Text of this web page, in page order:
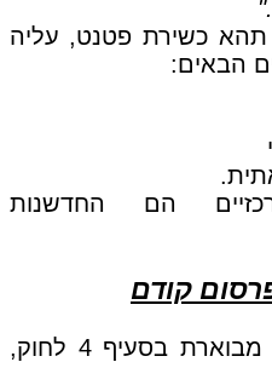
כשירת פטנט, עליה
הבאים:
הם החדשנות
קודם
בחינת חדשנות האמצאה מבוארת בסעיף 4 לחוק,